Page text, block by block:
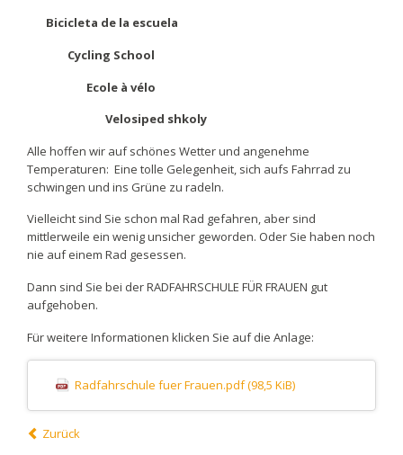
Bicicleta de la escuela
Cycling School
Ecole à vélo
Velosiped shkoly
Alle hoffen wir auf schönes Wetter und angenehme
Temperaturen: Eine tolle Gelegenheit, sich aufs Fahrrad zu
schwingen und ins Grüne zu radeln.
Vielleicht sind Sie schon mal Rad gefahren, aber sind
mittlerweile ein wenig unsicher geworden. Oder Sie haben noch
nie auf einem Rad gesessen.
Dann sind Sie bei der RADFAHRSCHULE FÜR FRAUEN gut
aufgehoben.
Für weitere Informationen klicken Sie auf die Anlage:
Radfahrschule fuer Frauen.pdf(98,5 KiB)
Zurück